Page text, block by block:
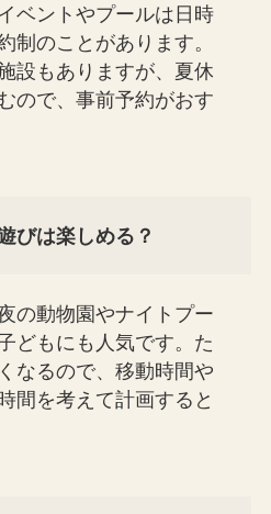
ベントやプールは日時
制のことがあります。
設もありますが、夏休
ので、事前予約がおす
びは楽しめる？
の動物園やナイトプー
どもにも人気です。た
なるので、移動時間や
間を考えて計画すると